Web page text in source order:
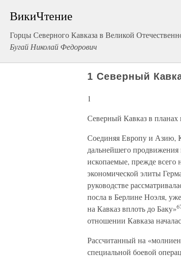
ВикиЧтение
Горцы Северного Кавказа в Великой
Бугай Николай Федорович
1 Северный
1
Северный Кавказ в планах
Соединяя Европу и Азию,
дальнейшего
ископаемые, прежде всего
экономической элиты
руководстве
посла в Берлине Ноэля,
на Кавказ вплоть до Баку»
отношении Кавказа
Рассчитанный на
специальной боевой